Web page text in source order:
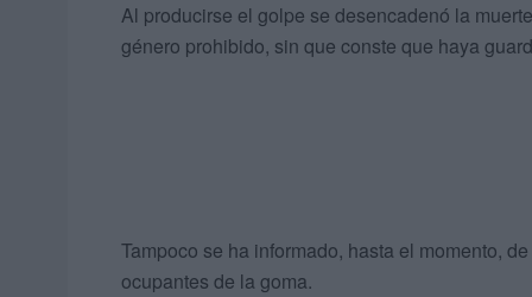
Al producirse el golpe se desencadenó la
género prohibido, sin que conste que haya
Tampoco se ha informado, hasta el momento,
ocupantes de la goma.